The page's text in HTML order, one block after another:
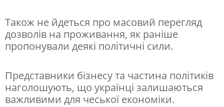
Також не йдеться про масовий перегляд
дозволів на проживання, як раніше
пропонували деякі політичні сили.
Представники бізнесу та частина політиків
наголошують, що українці залишаються
важливими для чеської економіки.